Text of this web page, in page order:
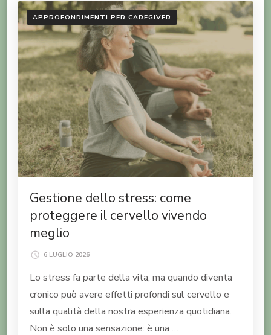
APPROFONDIMENTI PER CAREGIVER
Gestione dello stress: come
proteggere il cervello vivendo
meglio
6 LUGLIO 2026
Lo stress fa parte della vita, ma quando diventa
cronico può avere effetti profondi sul cervello e
sulla qualità della nostra esperienza quotidiana.
Non è solo una sensazione: è una …